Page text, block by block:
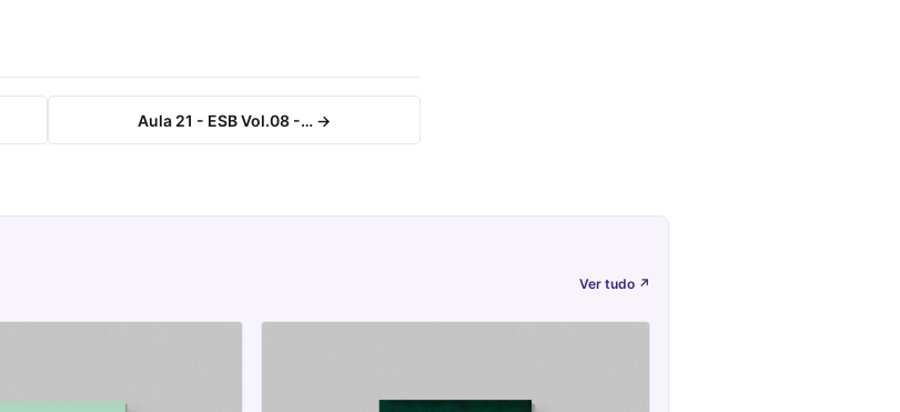
Aula 21 - ESB Vol.08 -… →
Ver tudo ↗